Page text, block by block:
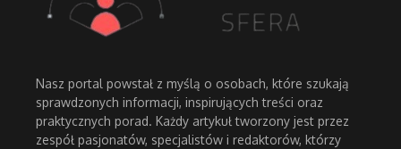
Nasz portal powstał z myślą o osobach, które szukają
sprawdzonych informacji, inspirujących treści oraz
praktycznych porad. Każdy artykuł tworzony jest przez
zespół pasjonatów, specjalistów i redaktorów, którzy